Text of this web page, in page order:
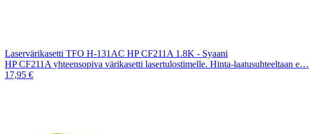
Laservärikasetti TFO H-131AC HP CF211A 1.8K - Syaani
HP CF211A yhteensopiva värikasetti lasertulostimelle. Hinta-laatusuhteeltaan e…
17,95 €